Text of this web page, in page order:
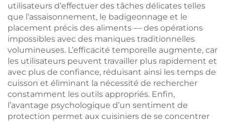
utilisateurs d’effectuer des tâches délicates telles
que l’assaisonnement, le badigeonnage et le
placement précis des aliments — des opérations
impossibles avec des maniques traditionnelles
volumineuses. L’efficacité temporelle augmente, car
les utilisateurs peuvent travailler plus rapidement et
avec plus de confiance, réduisant ainsi les temps de
cuisson et éliminant la nécessité de rechercher
constamment les outils appropriés. Enfin,
l’avantage psychologique d’un sentiment de
protection permet aux cuisiniers de se concentrer